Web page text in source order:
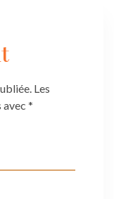
Les
avec *